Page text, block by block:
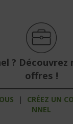
? Découvrez
offres !
|
CRÉEZ UN
NNEL